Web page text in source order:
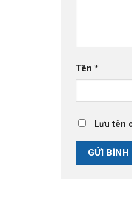
Tên *
Lưu tên